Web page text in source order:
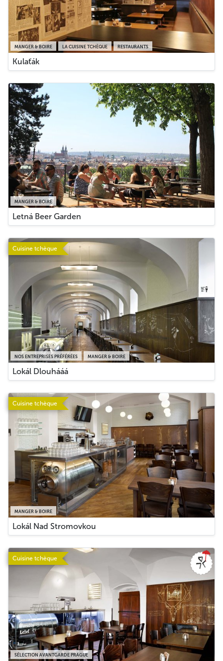
MANGER & BOIRE LA CUISINE TCHÈQUE RESTAURANTS
Kulaťák
MANGER & BOIRE
Letná Beer Garden
Cuisine tchèque
NOS ENTREPRISES PRÉFÉRÉES MANGER & BOIRE
Lokál Dlouhááá
Cuisine tchèque
MANGER & BOIRE
Lokál Nad Stromovkou
Cuisine tchèque
SÉLECTION AVANTGARDE PRAGUE